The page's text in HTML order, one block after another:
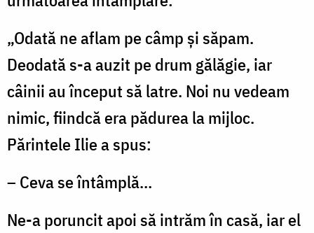
„Odată ne aflam pe câmp şi săpam.
Deodată s-a auzit pe drum gălăgie, iar
câinii au început să latre. Noi nu vedeam
nimic, fiindcă era pădurea la mijloc.
Părintele Ilie a spus:
– Ceva se întâmplă…
Ne-a poruncit apoi să intrăm în casă, iar el